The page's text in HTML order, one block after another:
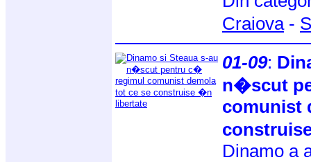
Craiova-
01-09:
n�scut
comunist
Dinamo a